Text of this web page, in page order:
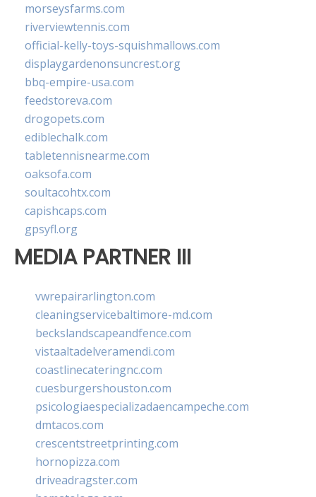
morseysfarms.com
riverviewtennis.com
official-kelly-toys-squishmallows.com
displaygardenonsuncrest.org
bbq-empire-usa.com
feedstoreva.com
drogopets.com
ediblechalk.com
tabletennisnearme.com
oaksofa.com
soultacohtx.com
capishcaps.com
gpsyfl.org
MEDIA PARTNER III
vwrepairarlington.com
cleaningservicebaltimore-md.com
beckslandscapeandfence.com
vistaaltadelveramendi.com
coastlinecateringnc.com
cuesburgershouston.com
psicologiaespecializadaencampeche.com
dmtacos.com
crescentstreetprinting.com
hornopizza.com
driveadragster.com